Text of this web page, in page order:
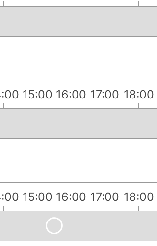
15:00 16:00 17:00 18:00
15:00 16:00 17:00 18:00